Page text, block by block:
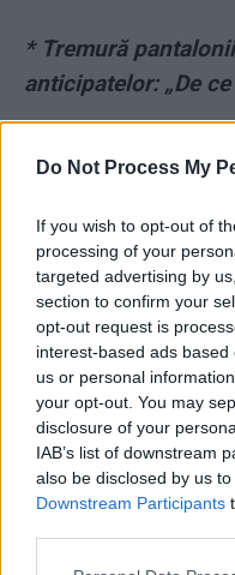
Do Not Process My
If you wish to opt-out of
processing of your
targeted advertising by
section to confirm your
opt-out request is
interest-based ads
us or personal
your opt-out. You may
disclosure of your
IAB’s list of downstream
also be disclosed by us
Downstream Participants
* Tremură
anticipatelor: „De
TAGS boris johnson
Good Morning Britain